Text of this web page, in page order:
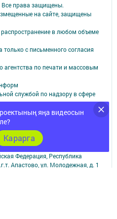
яңа видеосын
Карарга
права защищены.
на сайте, защищены
распространение в любом объеме
с письменного согласия
агентства по печати и массовым
службой по надзору в сфере
коммуникаций
73779 от 12.10.2018
по надзору в сфере связи,
коммуникаций
Гульнара Рустамовна
Федерация, Республика
Апастово, ул. Молодежная, д. 1